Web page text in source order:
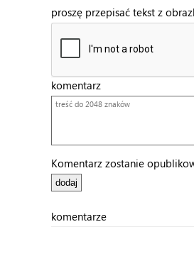
proszę przepisać tekst z
komentarz
Komentarz zostanie
komentarze